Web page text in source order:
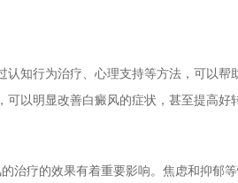
知行为治疗、心理支持等方法，可以帮
以明显改善白癜风的症状，甚至提高好
治疗的效果有着重要影响。焦虑和抑郁